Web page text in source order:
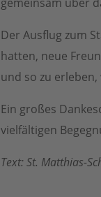
gemeinsam über
Der Ausflug zum
hatten, neue
und so zu
Ein großes
vielfältigen
Text: St. Matthias-